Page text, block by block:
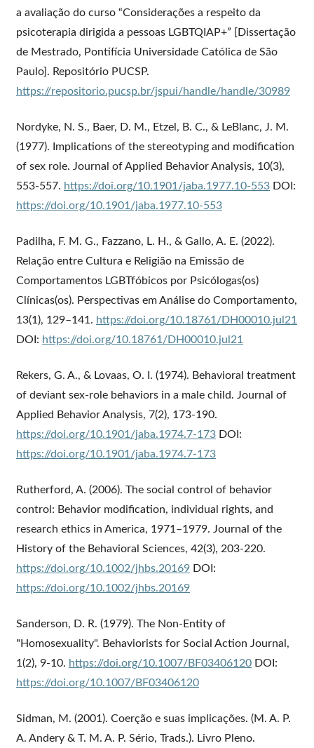
a avaliação do curso “Considerações a respeito da
psicoterapia dirigida a pessoas LGBTQIAP+” [Dissertação
de Mestrado, Pontifícia Universidade Católica de São
Paulo]. Repositório PUCSP.
https://repositorio.pucsp.br/jspui/handle/handle/30989
Nordyke, N. S., Baer, D. M., Etzel, B. C., & LeBlanc, J. M.
(1977). Implications of the stereotyping and modification
of sex role. Journal of Applied Behavior Analysis, 10(3),
553-557. https://doi.org/10.1901/jaba.1977.10-553DOI:
https://doi.org/10.1901/jaba.1977.10-553
Padilha, F. M. G., Fazzano, L. H., & Gallo, A. E. (2022).
Relação entre Cultura e Religião na Emissão de
Comportamentos LGBTfóbicos por Psicólogas(os)
Clínicas(os). Perspectivas em Análise do Comportamento,
13(1), 129–141. https://doi.org/10.18761/DH00010.jul21
DOI: https://doi.org/10.18761/DH00010.jul21
Rekers, G. A., & Lovaas, O. I. (1974). Behavioral treatment
of deviant sex‐role behaviors in a male child. Journal of
Applied Behavior Analysis, 7(2), 173-190.
https://doi.org/10.1901/jaba.1974.7-173DOI:
https://doi.org/10.1901/jaba.1974.7-173
Rutherford, A. (2006). The social control of behavior
control: Behavior modification, individual rights, and
research ethics in America, 1971–1979. Journal of the
History of the Behavioral Sciences, 42(3), 203-220.
https://doi.org/10.1002/jhbs.20169DOI:
https://doi.org/10.1002/jhbs.20169
Sanderson, D. R. (1979). The Non-Entity of
"Homosexuality". Behaviorists for Social Action Journal,
1(2), 9-10. https://doi.org/10.1007/BF03406120DOI:
https://doi.org/10.1007/BF03406120
Sidman, M. (2001). Coerção e suas implicações. (M. A. P.
A. Andery & T. M. A. P. Sério, Trads.). Livro Pleno.